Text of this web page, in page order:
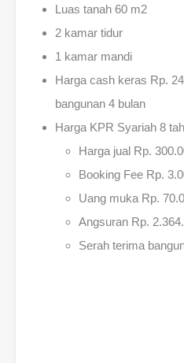
Luas tanah 60 m2
2 kamar tidur
1 kamar mandi
Harga cash keras Rp.
bangunan 4 bulan
Harga KPR Syariah 8
Harga jual Rp.
Booking Fee Rp.
Uang muka Rp.
Angsuran Rp.
Serah terima